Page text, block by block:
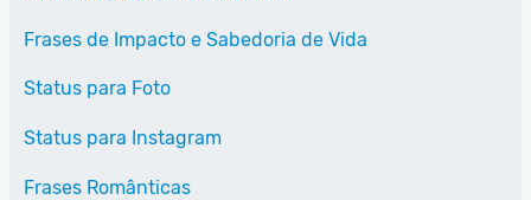
Frases de Impacto e Sabedoria de Vida
Status para Foto
Status para Instagram
Frases Românticas